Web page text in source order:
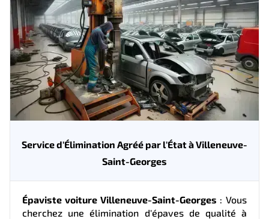
Service d'Élimination Agréé par l'État à Villeneuve-
Saint-Georges
Épaviste voiture Villeneuve-Saint-Georges : Vous
cherchez une élimination d'épaves de qualité à